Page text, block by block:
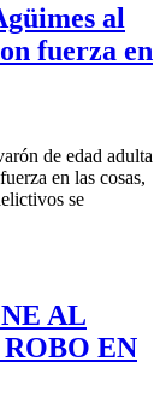
al
fuerza en
de edad adulta
en las cosas,
se
AL
EN